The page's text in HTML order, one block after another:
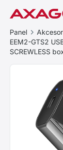
Panel
EEM2-GTS2
SCREWLESS